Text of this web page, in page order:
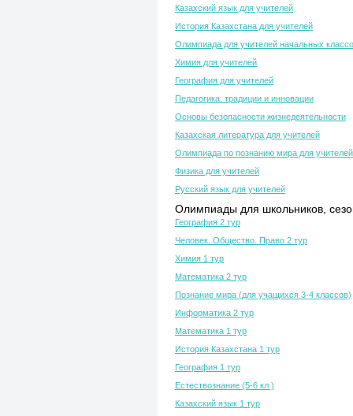
Казахский язык для учителей
История Казахстана для учителей
Олимпиада для учителей начальных
Химия для учителей
География для учителей
Педагогика: традиции и инновации
Основы безопасности жизнедеятельности
Казахская литература для учителей
Олимпиада по познанию мира для учителей
Физика для учителей
Русский язык для учителей
Олимпиады для школьников,
География 2 тур
Человек. Общество. Право 2 тур
Химия 1 тур
Математика 2 тур
Познание мира (для учащихся 3-4 классов)
Информатика 2 тур
Математика 1 тур
История Казахстана 1 тур
География 1 тур
Естествознание (5-6 кл.)
Казахский язык 1 тур